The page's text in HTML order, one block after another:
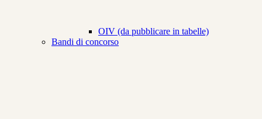
OIV (da pubblicare in tabelle)
Bandi di concorso